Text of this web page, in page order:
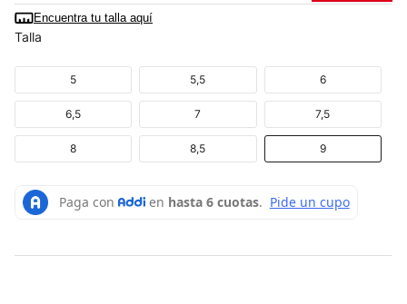
Encuentra tu talla aquí
Talla
5 6
7
8 9
7,5
8,5
6,5
5,5